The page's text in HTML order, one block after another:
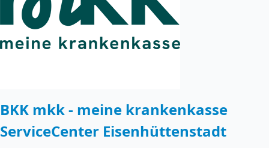
BKK mkk - meine krankenkasse
ServiceCenter Eisenhüttenstadt